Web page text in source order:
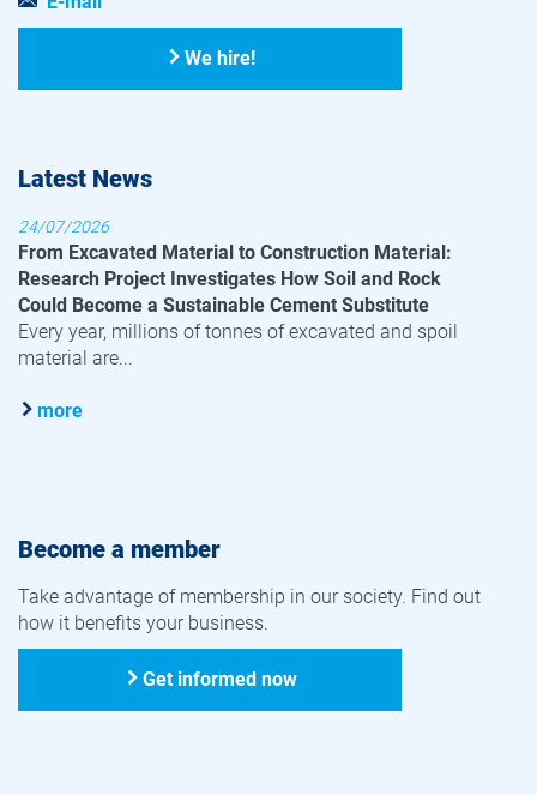
We hire!
Latest News
24/07/2026
From Excavated Material to Construction Material:
Research Project Investigates How Soil and Rock
Could Become a Sustainable Cement Substitute
Every year, millions of tonnes of excavated and spoil
material are...
more
Become a member
Take advantage of membership in our society. Find out
how it benefits your business.
Get informed now